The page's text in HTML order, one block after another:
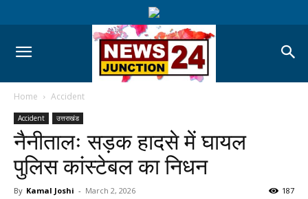
Home Accident
Accident उत्तराखंड
नैनीतालः सड़क हादसे में घायल
पुलिस कांस्टेबल का निधन
By Kamal Joshi - March 2, 2026 187